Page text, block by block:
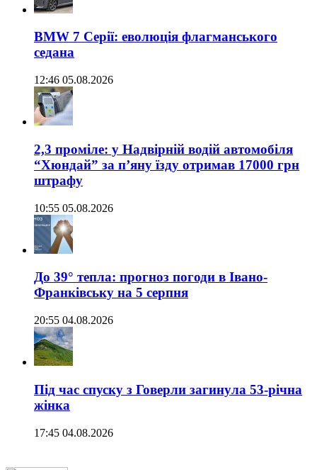
BMW 7 Серії: еволюція флагманського
седана
12:46 05.08.2026
2,3 проміле: у Надвірній водій автомобіля
“Хюндай” за п’яну їзду отримав 17000 грн
штрафу
10:55 05.08.2026
До 39° тепла: прогноз погоди в Івано-
Франківську на 5 серпня
20:55 04.08.2026
Під час спуску з Говерли загинула 53-річна
жінка
17:45 04.08.2026